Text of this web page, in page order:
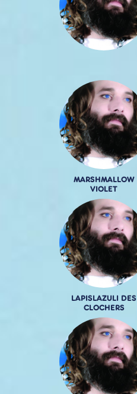
MARSHMALLOW
VIOLET
LAPISLAZULI DES
CLOCHERS